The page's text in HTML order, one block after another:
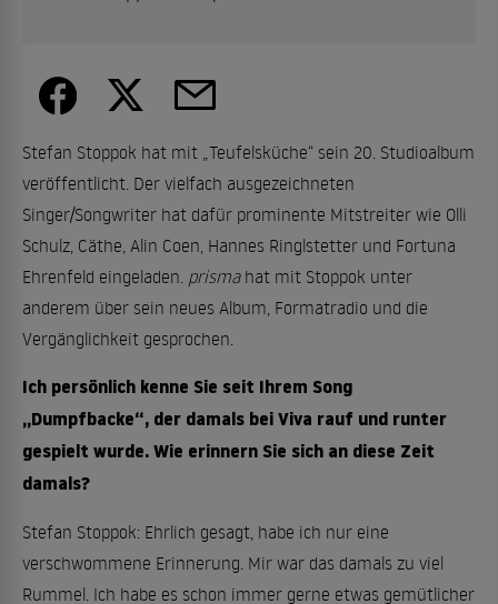
Stefan Stoppok hat mit „Teufelsküche“ sein 20. Studioalbum
veröffentlicht. Der vielfach ausgezeichneten
Singer/Songwriter hat dafür prominente Mitstreiter wie Olli
Schulz, Cäthe, Alin Coen, Hannes Ringlstetter und Fortuna
Ehrenfeld eingeladen. prismahat mit Stoppok unter
anderem über sein neues Album, Formatradio und die
Vergänglichkeit gesprochen.
Ich persönlich kenne Sie seit Ihrem Song
„Dumpfbacke“, der damals bei Viva rauf und runter
gespielt wurde. Wie erinnern Sie sich an diese Zeit
damals?
Stefan Stoppok: Ehrlich gesagt, habe ich nur eine
verschwommene Erinnerung. Mir war das damals zu viel
Rummel. Ich habe es schon immer gerne etwas gemütlicher